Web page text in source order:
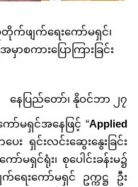
ဖျက်ရေးကော်မရှင်၊
စကားပြောကြားခြင်း
နေပြည်တော်၊ နိုဝင်ဘာ ၂၇
ရှင်အနေဖြင့် “Applied
း ရှင်းလင်းဆွေးနွေးခြင်း
ရှင်ရုံး၊ စုပေါင်းခန်းမ၌
ေးကော်မရှင် ဥက္ကဋ္ဌ ဦး